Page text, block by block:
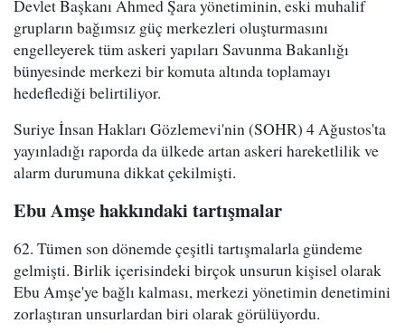
Devlet Başkanı Ahmed Şara yönetiminin, eski muhalif
grupların bağımsız güç merkezleri oluşturmasını
engelleyerek tüm askeri yapıları Savunma Bakanlığı
bünyesinde merkezi bir komuta altında toplamayı
hedeflediği belirtiliyor.
Suriye İnsan Hakları Gözlemevi'nin (SOHR) 4 Ağustos'ta
yayınladığı raporda da ülkede artan askeri hareketlilik ve
alarm durumuna dikkat çekilmişti.
Ebu Amşe hakkındaki tartışmalar
62. Tümen son dönemde çeşitli tartışmalarla gündeme
gelmişti. Birlik içerisindeki birçok unsurun kişisel olarak
Ebu Amşe'ye bağlı kalması, merkezi yönetimin denetimini
zorlaştıran unsurlardan biri olarak görülüyordu.